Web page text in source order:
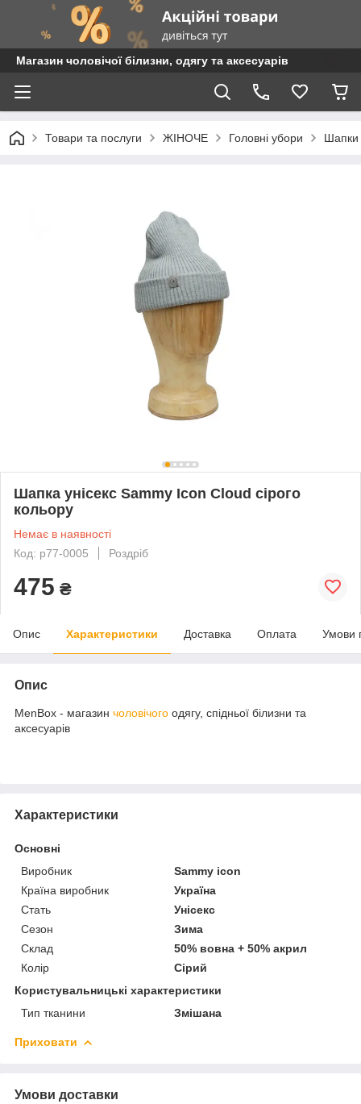
Магазин чоловічої білизни, одягу та аксесуарів
Товари та послуги ЖІНОЧЕ Головні убори Шапки
Шапка унісекс Sammy Icon Cloud сірого
кольору
Немає в наявності
Код: p77-0005
Роздріб
475 ₴
Опис Характеристики Доставка Оплата Умови
Опис
MenBox - магазин чоловічого одягу, спідньої білизни та
аксесуарів
Характеристики
Основні
Виробник
Sammy icon
Країна виробник
Україна
Стать
Унісекс
Сезон
Зима
Склад
50% вовна + 50% акрил
Колір
Сірий
Користувальницькі характеристики
Тип тканини
Змішана
Приховати
Умови доставки